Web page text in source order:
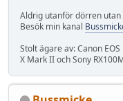
Aldrig utanför dörren utan
Besök min kanal
Stolt ägare av: Canon
X Mark II och Sony